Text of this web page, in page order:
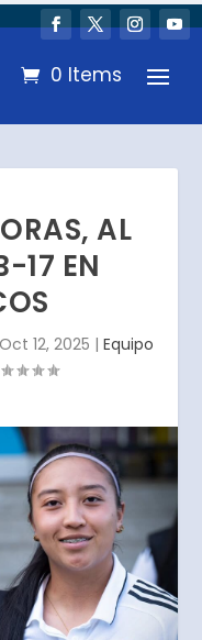
0 Items
AL
17 EN
Oct 12, 2025 | Equipo